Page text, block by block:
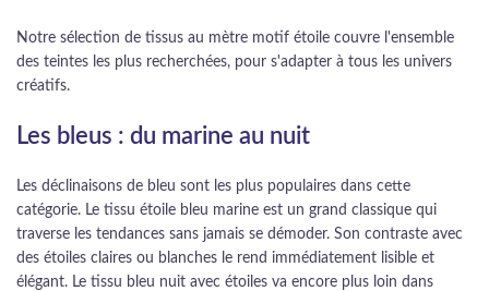
Notre sélection de tissus au mètre motif étoile couvre l'ensemble
des teintes les plus recherchées, pour s'adapter à tous les univers
créatifs.
Les bleus : du marine au nuit
Les déclinaisons de bleu sont les plus populaires dans cette
catégorie. Le tissu étoile bleu marine est un grand classique qui
traverse les tendances sans jamais se démoder. Son contraste avec
des étoiles claires ou blanches le rend immédiatement lisible et
élégant. Le tissu bleu nuit avec étoiles va encore plus loin dans